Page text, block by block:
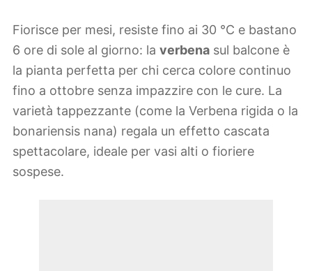
Fiorisce per mesi, resiste fino ai 30 °C e bastano
6 ore di sole al giorno: la verbena sul balcone è
la pianta perfetta per chi cerca colore continuo
fino a ottobre senza impazzire con le cure. La
varietà tappezzante (come la Verbena rigida o la
bonariensis nana) regala un effetto cascata
spettacolare, ideale per vasi alti o fioriere
sospese.